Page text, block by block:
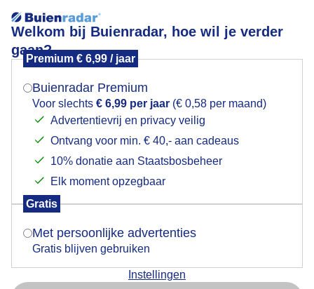
Welkom bij Buienradar, hoe wil je verder
gaan?
Premium € 6,99 / jaar
Buienradar Premium
Voor slechts € 6,99 per jaar (€ 0,58 per maand)
Advertentievrij en privacy veilig
Ontvang voor min. € 40,- aan cadeaus
10% donatie aan Staatsbosbeheer
Elk moment opzegbaar
Gratis
Met persoonlijke advertenties
Gratis blijven gebruiken
Instellingen
aandewaterkant
Een moment geduld aub...
Populaire categorieën
Lente
Zomer
Mogen we je locatie gebruiken voor het
Indien je hier nog geen akkoord op hebt gegeven,
verschijnt er zo een pop-up uit je browser waarin
Is goed, toon de popup
Nu niet, misschien later